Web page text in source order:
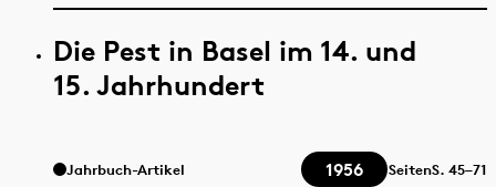
Die Pest in Basel im 14. und
15. Jahrhundert
Jahrbuch-Artikel 1956 SeitenS. 45–71